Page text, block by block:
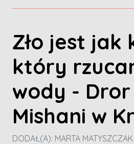
Zło jest jak
który
wody - Dror
Mishani w
DODAŁ(A): MARTA MATYSZCZAK